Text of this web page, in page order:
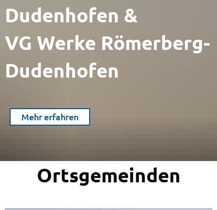
Dudenhofen &
VG Werke Römerberg-
Dudenhofen
Mehr erfahren
Ortsgemeinden